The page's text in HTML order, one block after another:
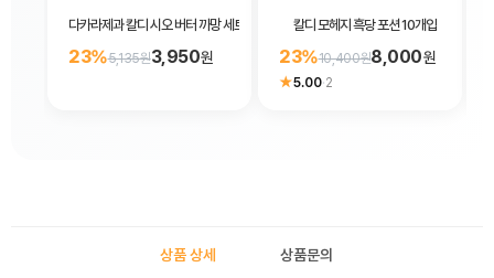
다카라제과 칼디 시오 버터 까망 세토다 레몬맛 샌드 쿠키 102g
23%5,135원3,950원
칼디 모헤지 흑당 포션 10개입
23%10,400원8,000원
★5.00·2
상품 상세 상품문의